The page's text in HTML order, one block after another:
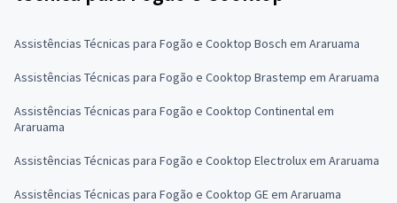
Assistências Técnicas para Fogão e Cooktop Bosch em Araruama
Assistências Técnicas para Fogão e Cooktop Brastemp em Araruama
Assistências Técnicas para Fogão e Cooktop Continental em
Araruama
Assistências Técnicas para Fogão e Cooktop Electrolux em Araruama
Assistências Técnicas para Fogão e Cooktop GE em Araruama